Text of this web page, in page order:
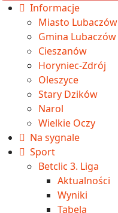
Informacje
Miasto Lubaczów
Gmina Lubaczów
Cieszanów
Horyniec-Zdrój
Oleszyce
Stary Dzików
Narol
Wielkie Oczy
Na sygnale
Sport
Betclic 3. Liga
Aktualności
Wyniki
Tabela